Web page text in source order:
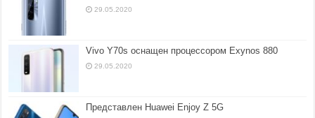
29.05.2020
Vivo Y70s оснащен процессором Exynos 880
29.05.2020
Представлен Huawei Enjoy Z 5G